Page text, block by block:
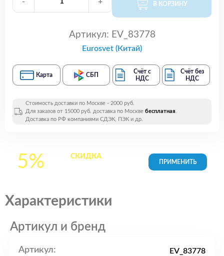
В КОРЗИНУ
Артикул: EV_83778
Eurosvet (Китай)
Карта СБП
Счёт с
НДС
Счёт без
НДС
Стоимость доставки по Москве - 2000 руб.
Для заказов от 15000 руб. доставка по Москве бесплатная.
Доставка по РФ компаниями СДЭК, ПЭК и др.
5% СКИДКАна все
Характеристики
Артикул и бренд
Артикул: EV_83778